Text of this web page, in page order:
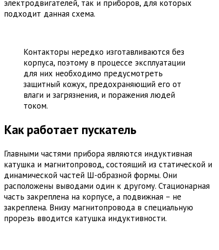
электродвигателей, так и приборов, для которых
подходит данная схема.
Контакторы нередко изготавливаются без
корпуса, поэтому в процессе эксплуатации
для них необходимо предусмотреть
защитный кожух, предохраняющий его от
влаги и загрязнения, и поражения людей
током.
Как работает пускатель
Главными частями прибора являются индуктивная
катушка и магнитопровод, состоящий из статической и
динамической частей Ш-образной формы. Они
расположены выводами один к другому. Стационарная
часть закреплена на корпусе, а подвижная – не
закреплена. Внизу магнитопровода в специальную
прорезь вводится катушка индуктивности.